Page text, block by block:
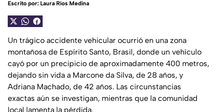
Escrito por: Laura Ríos Medina
Un trágico accidente vehicular ocurrió en una zona
montañosa de Espírito Santo, Brasil, donde un vehículo
cayó por un precipicio de aproximadamente 400 metros,
dejando sin vida a Marcone da Silva, de 28 años, y
Adriana Machado, de 42 años. Las circunstancias
exactas aún se investigan, mientras que la comunidad
local lamenta la pérdida.